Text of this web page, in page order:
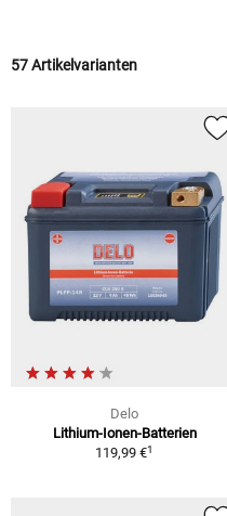
57 Artikelvarianten
Delo
Lithium-Ionen-Batterien
119,99 €1